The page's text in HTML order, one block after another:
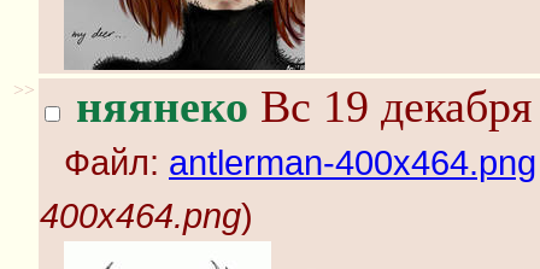
>> няянеко Вс 19
Файл: antlerman-400x464.png
400x464.png)